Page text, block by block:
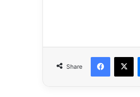
Share
Facebook
X